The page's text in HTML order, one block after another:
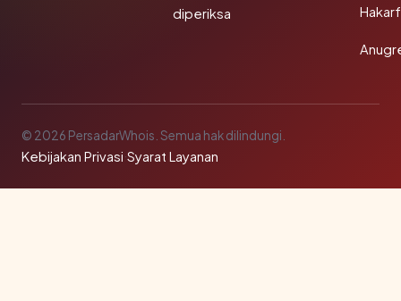
diperiksa
© 2026 PersadarWhois. Semua hak dilindungi.
Kebijakan Privasi·Syarat Layanan